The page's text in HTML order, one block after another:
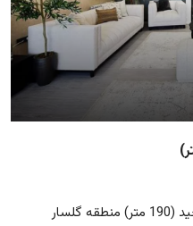
آپارتمان در گلسار رشت منطقه توحید (190 متر) منطقه گلسار